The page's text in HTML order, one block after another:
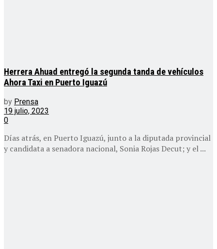
Herrera Ahuad entregó la segunda tanda de vehículos
Ahora Taxi en Puerto Iguazú
by Prensa
19 julio, 2023
0
Días atrás, en Puerto Iguazú, junto a la diputada provincial
y candidata a senadora nacional, Sonia Rojas Decut; y el ...